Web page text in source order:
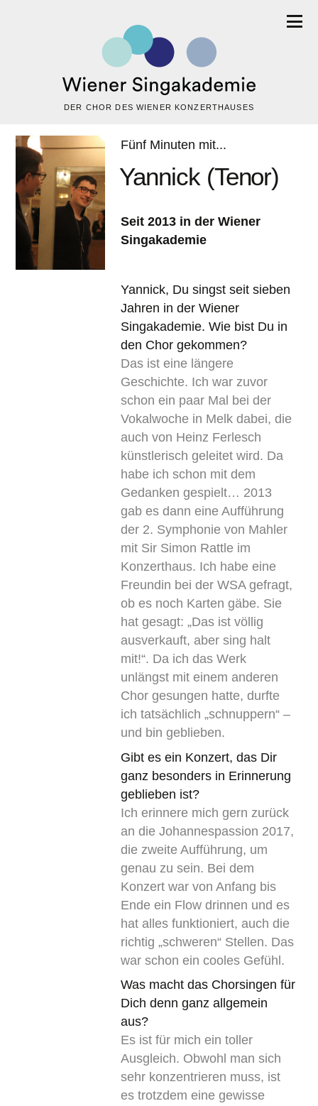
DER CHOR DES WIENER KONZERTHAUSES
Fünf Minuten mit...
Yannick (Tenor)
Seit 2013 in der Wiener
Singakademie
Yannick, Du singst seit sieben
Jahren in der Wiener
Singakademie. Wie bist Du in
den Chor gekommen?
Das ist eine längere
Geschichte. Ich war zuvor
schon ein paar Mal bei der
Vokalwoche in Melk dabei, die
auch von Heinz Ferlesch
künstlerisch geleitet wird. Da
habe ich schon mit dem
Gedanken gespielt… 2013
gab es dann eine Aufführung
der 2. Symphonie von Mahler
mit Sir Simon Rattle im
Konzerthaus. Ich habe eine
Freundin bei der WSA gefragt,
ob es noch Karten gäbe. Sie
hat gesagt: „Das ist völlig
ausverkauft, aber sing halt
mit!“. Da ich das Werk
unlängst mit einem anderen
Chor gesungen hatte, durfte
ich tatsächlich „schnuppern“ –
und bin geblieben.
Gibt es ein Konzert, das Dir
ganz besonders in Erinnerung
geblieben ist?
Ich erinnere mich gern zurück
an die Johannespassion 2017,
die zweite Aufführung, um
genau zu sein. Bei dem
Konzert war von Anfang bis
Ende ein Flow drinnen und es
hat alles funktioniert, auch die
richtig „schweren“ Stellen. Das
war schon ein cooles Gefühl.
Was macht das Chorsingen für
Dich denn ganz allgemein
aus?
Es ist für mich ein toller
Ausgleich. Obwohl man sich
sehr konzentrieren muss, ist
es trotzdem eine gewisse